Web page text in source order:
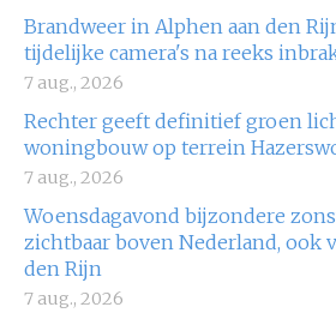
Brandweer in Alphen aan den
tijdelijke camera's na reeks
7 aug., 2026
Rechter geeft definitief groen
woningbouw op terrein
7 aug., 2026
Woensdagavond bijzondere
zichtbaar boven Nederland, ook
den Rijn
7 aug., 2026